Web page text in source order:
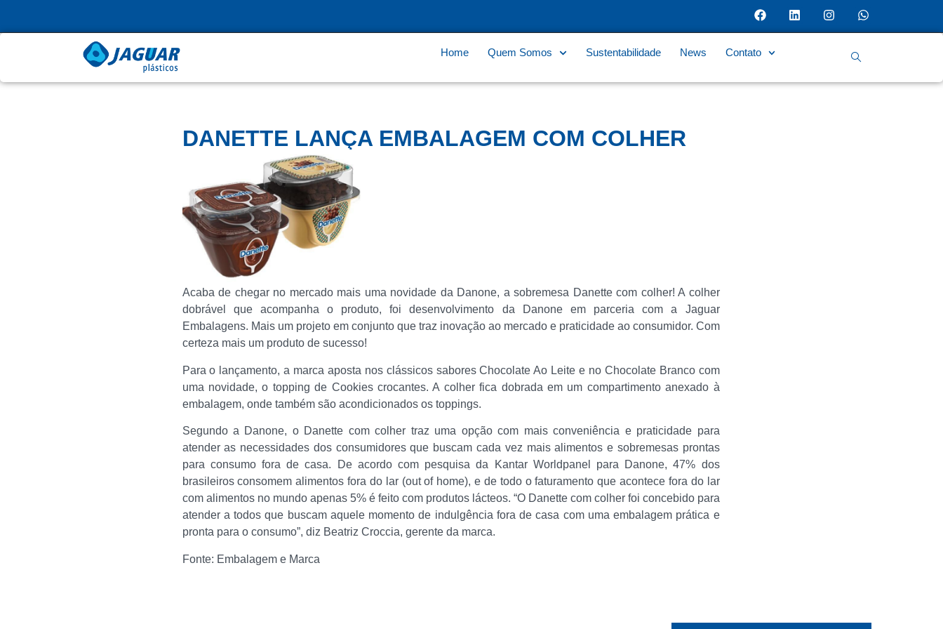
Home Quem Somos Sustentabilidade News Contato
DANETTE LANÇA EMBALAGEM COM COLHER
Acaba de chegar no mercado mais uma novidade da Danone, a sobremesa Danette com colher! A colher
dobrável que acompanha o produto, foi desenvolvimento da Danone em parceria com a Jaguar
Embalagens. Mais um projeto em conjunto que traz inovação ao mercado e praticidade ao consumidor. Com
certeza mais um produto de sucesso!
Para o lançamento, a marca aposta nos clássicos sabores Chocolate Ao Leite e no Chocolate Branco com
uma novidade, o topping de Cookies crocantes. A colher fica dobrada em um compartimento anexado à
embalagem, onde também são acondicionados os toppings.
Segundo a Danone, o Danette com colher traz uma opção com mais conveniência e praticidade para
atender as necessidades dos consumidores que buscam cada vez mais alimentos e sobremesas prontas
para consumo fora de casa. De acordo com pesquisa da Kantar Worldpanel para Danone, 47% dos
brasileiros consomem alimentos fora do lar (out of home), e de todo o faturamento que acontece fora do lar
com alimentos no mundo apenas 5% é feito com produtos lácteos. “O Danette com colher foi concebido para
atender a todos que buscam aquele momento de indulgência fora de casa com uma embalagem prática e
pronta para o consumo”, diz Beatriz Croccia, gerente da marca.
Fonte: Embalagem e Marca